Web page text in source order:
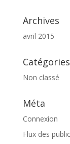
Archives
avril 2015
Catégories
Non classé
Méta
Connexion
Flux des